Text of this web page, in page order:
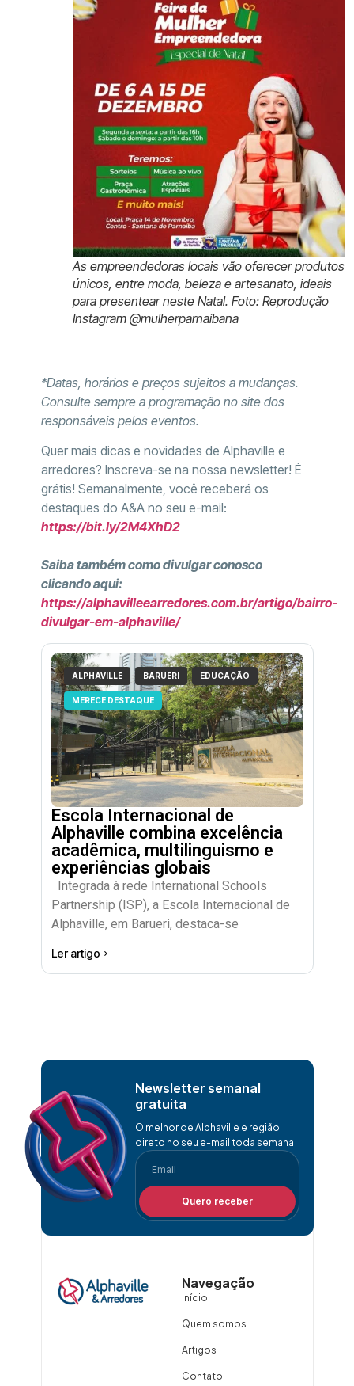
As empreendedoras locais vão oferecer produtos
únicos, entre moda, beleza e artesanato, ideais
para presentear neste Natal. Foto: Reprodução
Instagram @mulherparnaibana
*Datas, horários e preços sujeitos a mudanças.
Consulte sempre a programação no site dos
responsáveis pelos eventos.
Quer mais dicas e novidades de Alphaville e
arredores? Inscreva-se na nossa newsletter! É
grátis! Semanalmente, você receberá os
destaques do A&A no seu e-mail:
https://bit.ly/2M4XhD2
Saiba também como divulgar conosco
clicando aqui:
https://alphavilleearredores.com.br/artigo/bairro-
divulgar-em-alphaville/
ALPHAVILLE BARUERI EDUCAÇÃO
MERECE DESTAQUE
Escola Internacional de
Alphaville combina excelência
acadêmica, multilinguismo e
experiências globais
Integrada à rede International Schools
Partnership (ISP), a Escola Internacional de
Alphaville, em Barueri, destaca-se
Ler artigo
Newsletter semanal
gratuita
O melhor de Alphaville e região
direto no seu e-mail toda semana
Quero receber
Navegação
Início
Quem somos
Artigos
Contato